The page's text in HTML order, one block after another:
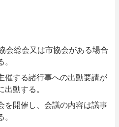
総会又は市協会がある場合
する諸行事への出動要請が
動する。
開催し、会議の内容は議事